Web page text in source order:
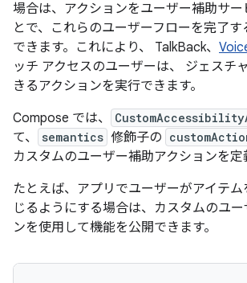
場合は、アクションをユーザー補助サ
とで、これらのユーザーフローを完了
できます。これにより、 TalkBack、
ッチ アクセスのユーザーは、 ジェスチ
きるアクションを実行できます。
Compose では、
て、
semantics 修飾子の
カスタムのユーザー補助アクションを定
たとえば、アプリでユーザーがアイテ
じるようにする場合は、カスタムのユ
ンを使用して機能を公開できます。